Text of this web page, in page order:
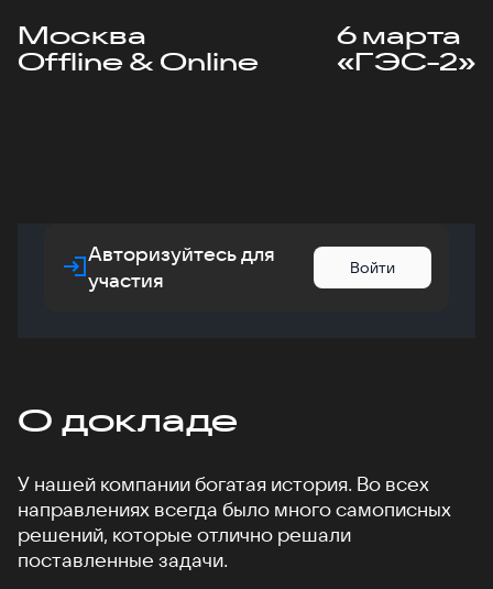
Москва
Offline & Online
6 марта
«ГЭС-2»
Авторизуйтесь для
участия
Войти
О докладе
У нашей компании богатая история. Во всех
направлениях всегда было много самописных
решений, которые отлично решали
поставленные задачи.